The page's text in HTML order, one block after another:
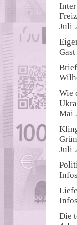
Juli
Wie
Mai
Juli
Die